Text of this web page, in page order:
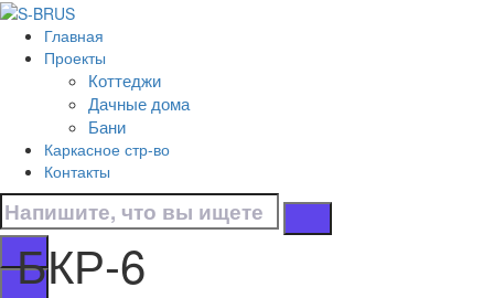
Перейти к контенту
Главная
Проекты
Коттеджи
Дачные дома
Бани
Каркасное стр-во
Контакты
БКР-6
БКР-6
БКР-6